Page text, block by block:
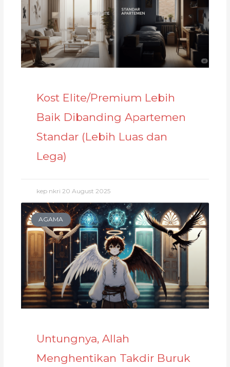
Kost Elite/Premium Lebih
Baik Dibanding Apartemen
Standar (Lebih Luas dan
Lega)
kep nkri20 August 2025
AGAMA
Untungnya, Allah
Menghentikan Takdir Buruk